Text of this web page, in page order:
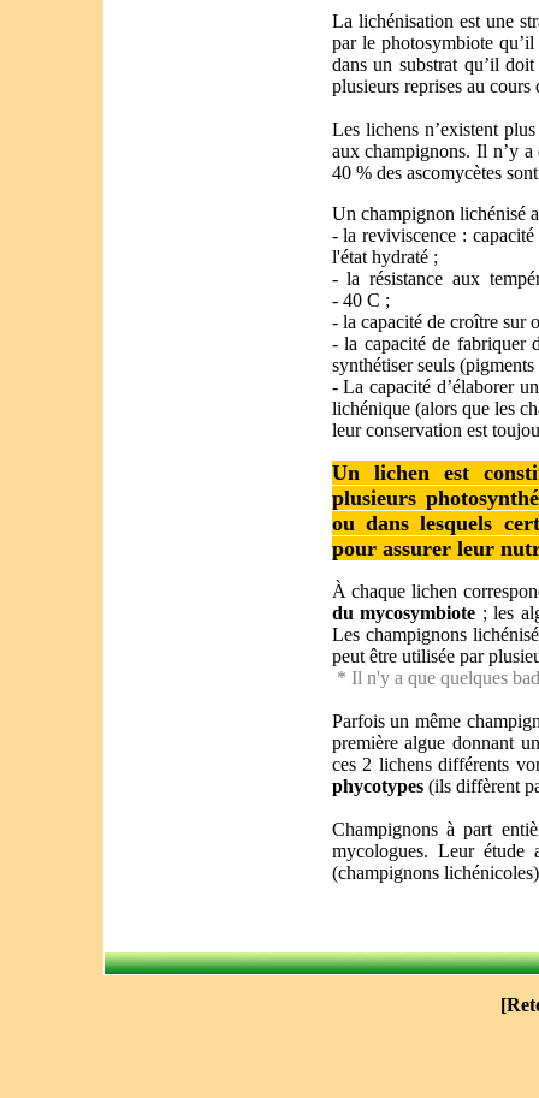
La lichénisation est une
par le photosymbiote qu’il
dans un substrat qu’il
plusieurs reprises au
Les lichens n’existent
aux champignons. Il n’y a
40 % des ascomycètes
Un champignon lichénisé
- la reviviscence :
l'état hydraté ;
- la résistance aux
- 40 C ;
- la capacité de croître sur
- la capacité de fabriquer
synthétiser seuls
- La capacité d’élaborer
lichénique (alors que les
leur conservation est
Un lichen est
plusieurs
ou dans lesquels
pour assurer leur
À chaque lichen
du mycosymbiote ; les
Les champignons
peut être utilisée par
* Il n'y a que quelques
Parfois un même
première algue donnant
ces 2 lichens différents
phycotypes(ils diffèrent
Champignons à part
mycologues. Leur étude
(champignons
[